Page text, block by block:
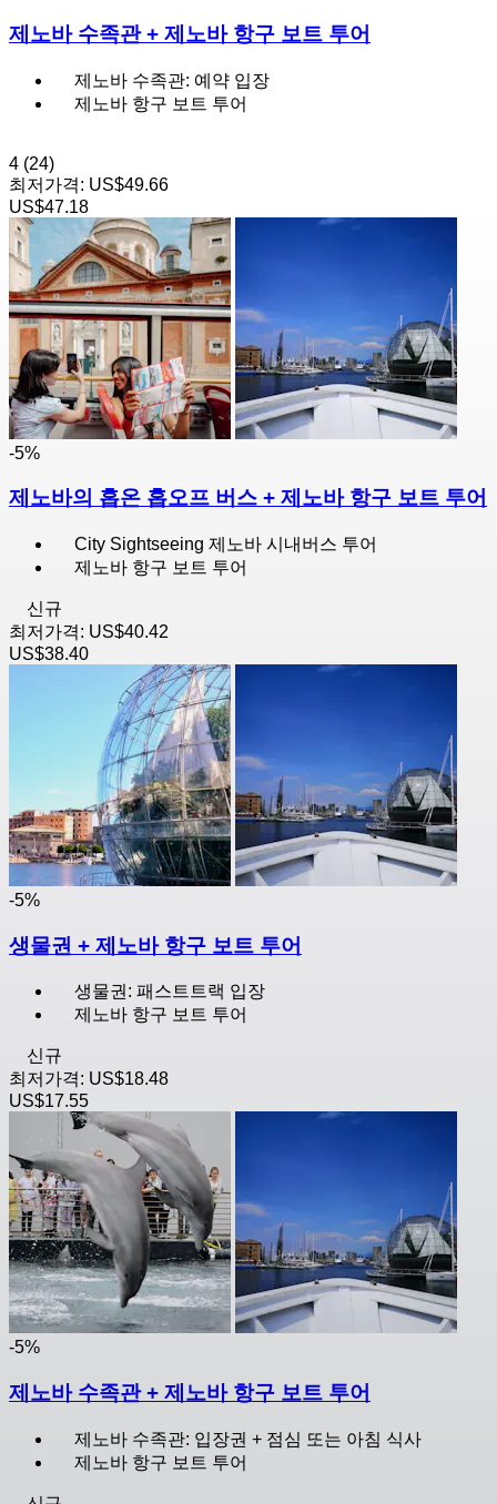
제노바 수족관 + 제노바 항구 보트 투어
제노바 수족관: 예약 입장
제노바 항구 보트 투어
4 (24)
최저가격: US$49.66
US$47.18
-5%
제노바의 홉온 홉오프 버스 + 제노바 항구 보트 투어
City Sightseeing 제노바 시내버스 투어
제노바 항구 보트 투어
신규
최저가격: US$40.42
US$38.40
-5%
생물권 + 제노바 항구 보트 투어
생물권: 패스트트랙 입장
제노바 항구 보트 투어
신규
최저가격: US$18.48
US$17.55
-5%
제노바 수족관 + 제노바 항구 보트 투어
제노바 수족관: 입장권 + 점심 또는 아침 식사
제노바 항구 보트 투어